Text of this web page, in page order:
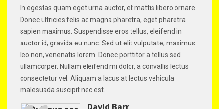
In egestas quam eget urna auctor, et mattis libero ornare.
Donec ultricies felis ac magna pharetra, eget pharetra
sapien maximus. Suspendisse eros tellus, eleifend in
auctor id, gravida eu nunc. Sed ut elit vulputate, maximus
leo non, venenatis lorem. Donec porttitor a tellus sed
ullamcorper. Nullam eleifend mi dolor, a convallis lectus
consectetur vel. Aliquam a lacus at lectus vehicula
malesuada suscipit nec est.
David Barr